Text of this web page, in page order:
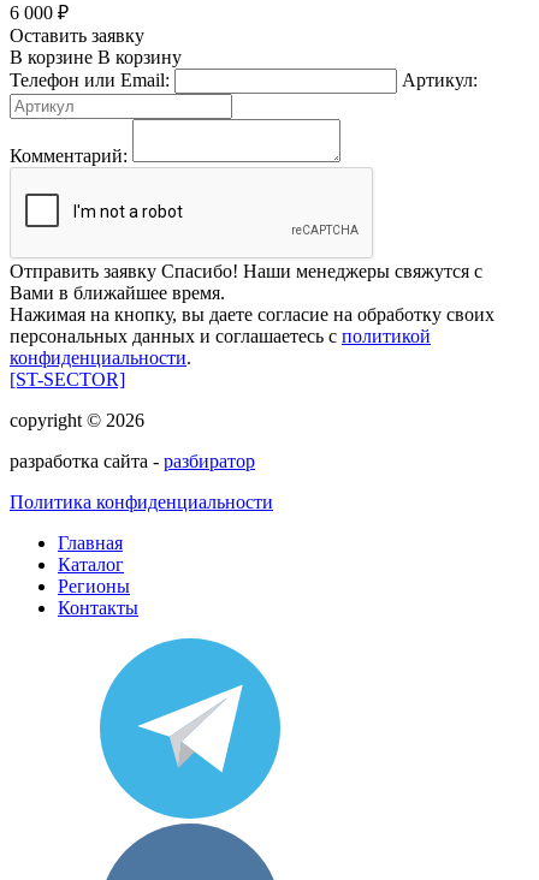
6 000 ₽
Оставить заявку
В корзине В корзину
Телефон или Email:
Артикул:
Комментарий:
Отправить заявку Спасибо! Наши менеджеры свяжутся с
Вами в ближайшее время.
Нажимая на кнопку, вы даете согласие на обработку своих
персональных данных и соглашаетесь с политикой
конфиденциальности.
[ST-SECTOR]
copyright © 2026
разработка сайта - разбиратор
Политика конфиденциальности
Главная
Каталог
Регионы
Контакты